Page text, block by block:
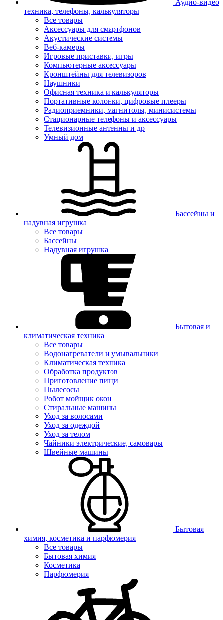
Аудио-видео
техника, телефоны, калькуляторы
Все товары
Аксессуары для смартфонов
Акустические системы
Веб-камеры
Игровые приставки, игры
Компьютерные аксессуары
Кронштейны для телевизоров
Наушники
Офисная техника и калькуляторы
Портативные колонки, цифровые плееры
Радиоприемники, магнитолы, минисистемы
Стационарные телефоны и аксессуары
Телевизионные антенны и др
Умный дом
Бассейны и
надувная игрушка
Все товары
Бассейны
Надувная игрушка
Бытовая и
климатическая техника
Все товары
Водонагреватели и умывальники
Климатическая техника
Обработка продуктов
Приготовление пищи
Пылесосы
Робот мойщик окон
Стиральные машины
Уход за волосами
Уход за одеждой
Уход за телом
Чайники электрические, самовары
Швейные машины
Бытовая
химия, косметика и парфюмерия
Все товары
Бытовая химия
Косметика
Парфюмерия